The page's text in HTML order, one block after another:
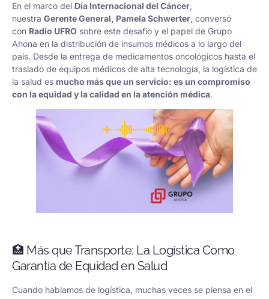
En el marco del Día Internacional del Cáncer,
nuestra Gerente General, Pamela Schwerter, conversó
con Radio UFRO sobre este desafío y el papel de Grupo
Ahona en la distribución de insumos médicos a lo largo del
país. Desde la entrega de medicamentos oncológicos hasta el
traslado de equipos médicos de alta tecnología, la logística de
la salud es mucho más que un servicio: es un compromiso
con la equidad y la calidad en la atención médica.
🏥 Más que Transporte: La Logística Como
Garantía de Equidad en Salud
Cuando hablamos de logística, muchas veces se piensa en el